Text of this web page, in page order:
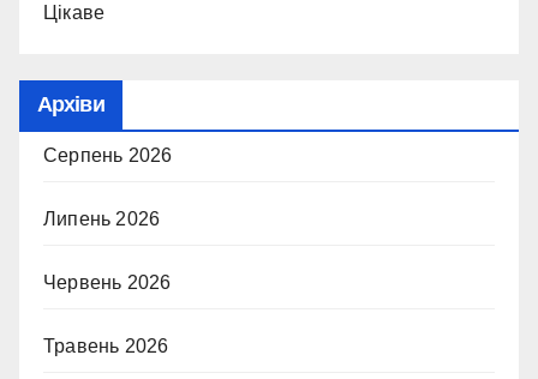
Цікаве
Архіви
Серпень 2026
Липень 2026
Червень 2026
Травень 2026